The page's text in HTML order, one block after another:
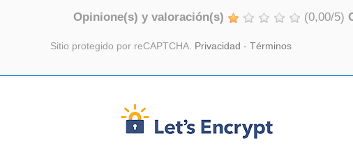
Opinione(s) y valoración(s) (0,00/5)
Sitio protegido por reCAPTCHA. Privacidad - Términos